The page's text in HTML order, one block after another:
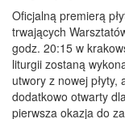
Oficjalną premierą
trwających
godz. 20:15 w
liturgii zostaną
utwory z nowej
dodatkowo otwarty
pierwsza okazja do